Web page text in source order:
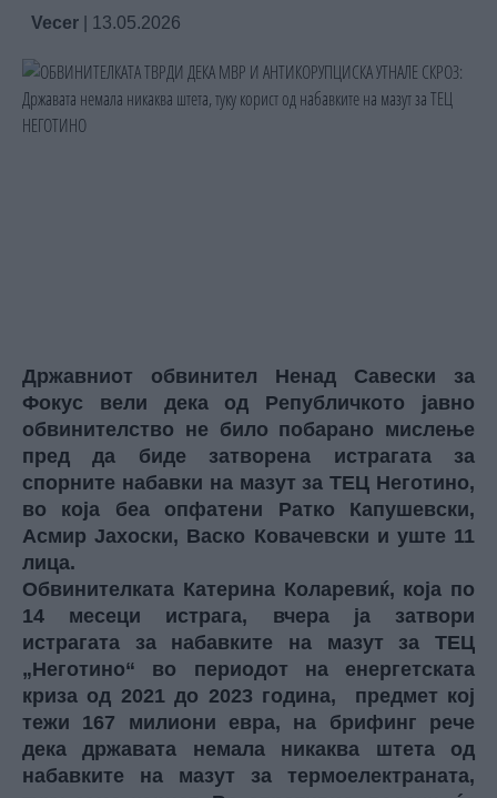
Vecer 13.05.2026
Државниот обвинител Ненад Савески за
Фокус вели дека од Републичкото јавно
обвинителство не било побарано мислење
пред да биде затворена истрагата за
спорните набавки на мазут за ТЕЦ Неготино,
во која беа опфатени Ратко Капушевски,
Асмир Јахоски, Васко Ковачевски и уште 11
лица.
Обвинителката Катерина Коларевиќ, која по
14 месеци истрага, вчера ја затвори
истрагата за набавките на мазут за ТЕЦ
„Неготино“ во периодот на енергетската
криза од 2021 до 2023 година, предмет кој
тежи 167 милиони евра, на брифинг рече
дека државата немала никаква штета од
набавките на мазут за термоелектраната,